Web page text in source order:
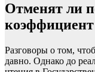
Отменят ли
коэффициент
Разговоры о том,
давно. Однако до